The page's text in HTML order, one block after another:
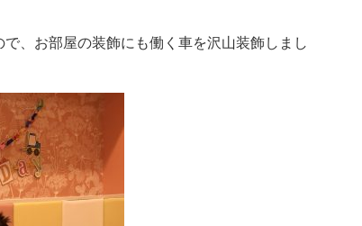
、お部屋の装飾にも働く車を沢山装飾しまし